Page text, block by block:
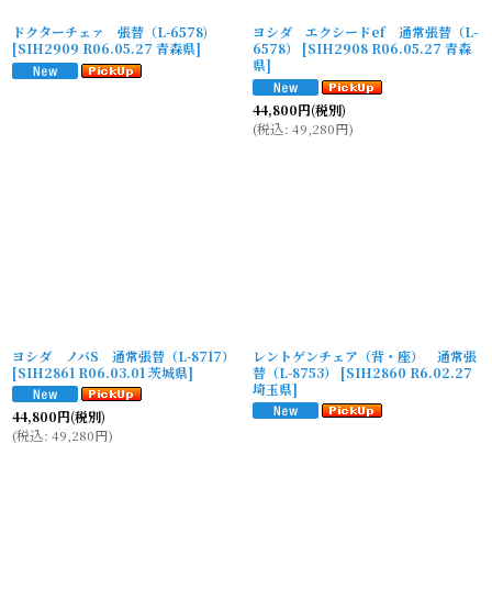
ドクターチェァ 張替（L-6578)
[SIH2909 R06.05.27 青森県]
ヨシダ エクシードef 通常張替（L-
6578）
[SIH2908 R06.05.27 青森
県]
44,800円(税別)
(税込: 49,280円)
ヨシダ ノバS 通常張替（L-8717）
[SIH2861 R06.03.01 茨城県]
44,800円(税別)
(税込: 49,280円)
レントゲンチェア（背・座） 通常張
替（L-8753）
[SIH2860 R6.02.27
埼玉県]